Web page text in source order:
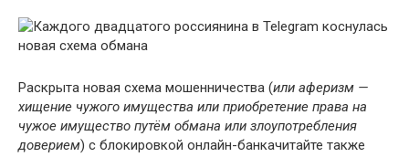
​Раскрыта новая схема мошенничества (или аферизм —
хищение чужого имущества или приобретение права на
чужое имущество путём обмана или злоупотребления
доверием) с блокировкой онлайн-банкачитайте также